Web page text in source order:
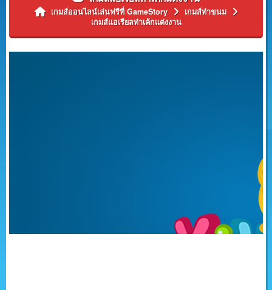
เกมส์ออนไลน์เล่นฟรีที่ GameStory
เกมส์ทำขนม
เกมส์แอเรียลทำเค้กแต่งงาน